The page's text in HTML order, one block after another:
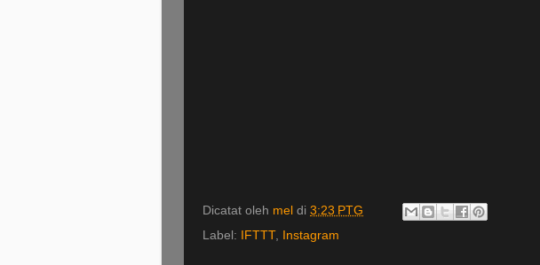
Dicatat oleh mel di 3:23 PTG
Label:
IFTTT, Instagram